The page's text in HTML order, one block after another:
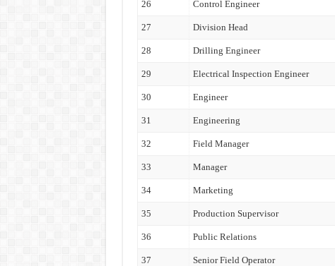
26 Control Engineer
27 Division Head
28 Drilling Engineer
29 Electrical Inspection Engineer
30 Engineer
31 Engineering
32 Field Manager
33 Manager
34 Marketing
35 Production Supervisor
36 Public Relations
37 Senior Field Operator